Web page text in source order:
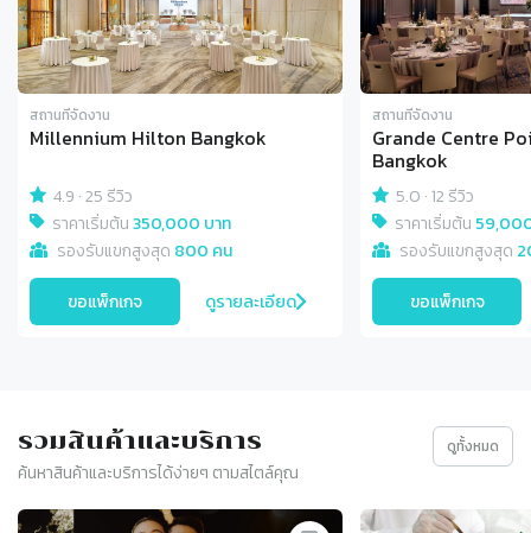
สถานที่จัดงาน
Millennium Hilton Bangkok
4.9 ·25 รีวิว
ราคาเริ่มต้น350,000 บาท
รองรับแขกสูงสุด 800 คน
ขอแพ็กเกจ ดูรายละเอียด
สถานที่จัดงาน
Grande Centre
Bangkok
5.0 ·12 รีวิว
ราคาเริ่มต้น
รองรับแขกสูงสุด
ขอแพ็กเกจ
รวมสินค้าและบริการ
ค้นหาสินค้าและบริการได้ง่ายๆ ตามสไตล์คุณ
ดูทั้งหมด
Slide 1 of 4